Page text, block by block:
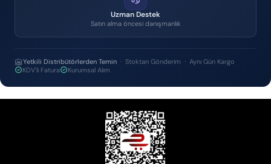
Uzman Destek
Satın alma öncesi danışmanlık
Yetkili Distribütörlerden Temin · Stoktan Gönderim · Aynı Gün Kargo
KDV'li Fatura
Kurumsal Alım